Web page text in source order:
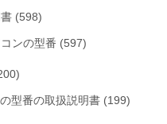
(598)
ンの型番 (597)
型番の取扱説明書 (199)